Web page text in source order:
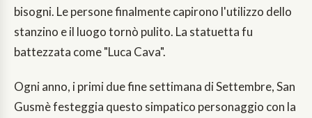
bisogni. Le persone finalmente capirono l'utilizzo dello
stanzino e il luogo tornò pulito. La statuetta fu
battezzata come "Luca Cava".
Ogni anno, i primi due fine settimana di Settembre, San
Gusmè festeggia questo simpatico personaggio con la